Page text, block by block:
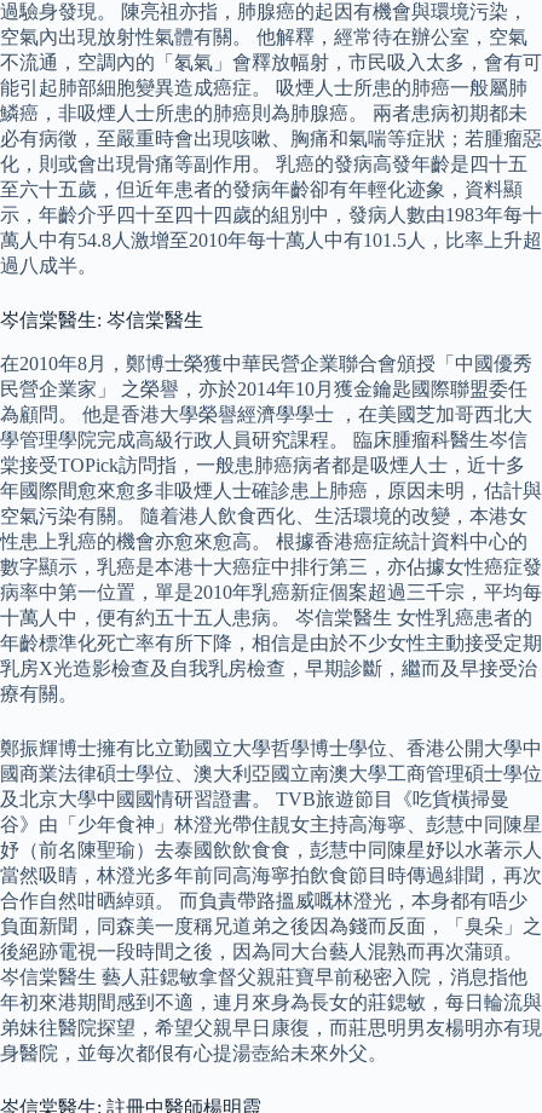
過驗身發現。 陳亮祖亦指，肺腺癌的起因有機會與環境污染，
空氣內出現放射性氣體有關。 他解釋，經常待在辦公室，空氣
不流通，空調內的「氡氣」會釋放幅射，市民吸入太多，會有可
能引起肺部細胞變異造成癌症。 吸煙人士所患的肺癌一般屬肺
鱗癌，非吸煙人士所患的肺癌則為肺腺癌。 兩者患病初期都未
必有病徵，至嚴重時會出現咳嗽、胸痛和氣喘等症狀；若腫瘤惡
化，則或會出現骨痛等副作用。 乳癌的發病高發年齡是四十五
至六十五歲，但近年患者的發病年齡卻有年輕化迹象，資料顯
示，年齡介乎四十至四十四歲的組別中，發病人數由1983年每十
萬人中有54.8人激增至2010年每十萬人中有101.5人，比率上升超
過八成半。
岑信棠醫生: 岑信棠醫生
在2010年8月，鄭博士榮獲中華民營企業聯合會頒授「中國優秀
民營企業家」 之榮譽，亦於2014年10月獲金鑰匙國際聯盟委任
為顧問。 他是香港大學榮譽經濟學學士 ，在美國芝加哥西北大
學管理學院完成高級行政人員研究課程。 臨床腫瘤科醫生岑信
棠接受TOPick訪問指，一般患肺癌病者都是吸煙人士，近十多
年國際間愈來愈多非吸煙人士確診患上肺癌，原因未明，估計與
空氣污染有關。 隨着港人飲食西化、生活環境的改變，本港女
性患上乳癌的機會亦愈來愈高。 根據香港癌症統計資料中心的
數字顯示，乳癌是本港十大癌症中排行第三，亦佔據女性癌症發
病率中第一位置，單是2010年乳癌新症個案超過三千宗，平均每
十萬人中，便有約五十五人患病。 岑信棠醫生 女性乳癌患者的
年齡標準化死亡率有所下降，相信是由於不少女性主動接受定期
乳房X光造影檢查及自我乳房檢查，早期診斷，繼而及早接受治
療有關。
鄭振輝博士擁有比立勤國立大學哲學博士學位、香港公開大學中
國商業法律碩士學位、澳大利亞國立南澳大學工商管理碩士學位
及北京大學中國國情研習證書。 TVB旅遊節目《吃貨橫掃曼
谷》由「少年食神」林澄光帶住靚女主持高海寧、彭慧中同陳星
妤（前名陳聖瑜）去泰國飲飲食食，彭慧中同陳星妤以水著示人
當然吸睛，林澄光多年前同高海寧拍飲食節目時傳過緋聞，再次
合作自然咁晒綽頭。 而負責帶路搵威嘅林澄光，本身都有唔少
負面新聞，同森美一度稱兄道弟之後因為錢而反面，「臭朵」之
後絕跡電視一段時間之後，因為同大台藝人混熟而再次蒲頭。
岑信棠醫生 藝人莊鍶敏拿督父親莊寶早前秘密入院，消息指他
年初來港期間感到不適，連月來身為長女的莊鍶敏，每日輪流與
弟妹往醫院探望，希望父親早日康復，而莊思明男友楊明亦有現
身醫院，並每次都佷有心提湯壺給未來外父。
岑信棠醫生: 註冊中醫師楊明霞